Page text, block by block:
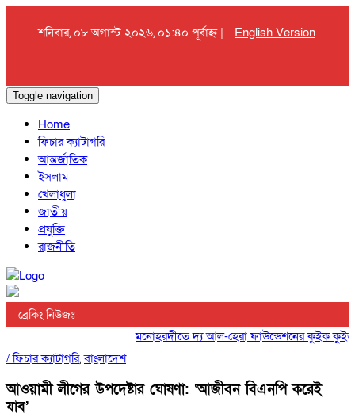
শনিবার, ০৮ অগাস্ট ২০২৬, ০১:৪০ পূর্বাহ্ন | English Version
Toggle navigation
Home
ফিচার ক্যাটাগরি
আন্তর্জাতিক
ইসলাম
খেলাধুলা
জাতীয়
প্রযুক্তি
রাজনীতি
ব্রেকিং নিউজঃ
মনোহরদীতে দ্য আল-হেরা ফাউন্ডেশনের কুইক কুইজ
/ফিচার ক্যাটাগরি,বাংলাদেশ
আওয়ামী লীগের উপদেষ্টার ঘোষণা: ‘আজীবন বিএনপি করেই
যাব’